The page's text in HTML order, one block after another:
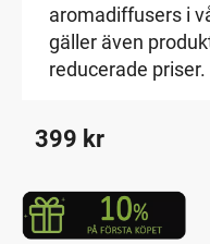
aromadiffusers i
gäller även
reducerade priser.
399 kr